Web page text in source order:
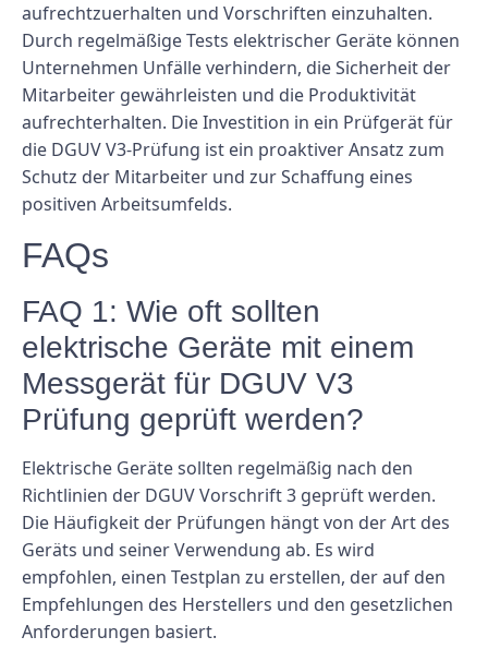
aufrechtzuerhalten und Vorschriften einzuhalten.
Durch regelmäßige Tests elektrischer Geräte können
Unternehmen Unfälle verhindern, die Sicherheit der
Mitarbeiter gewährleisten und die Produktivität
aufrechterhalten. Die Investition in ein Prüfgerät für
die DGUV V3-Prüfung ist ein proaktiver Ansatz zum
Schutz der Mitarbeiter und zur Schaffung eines
positiven Arbeitsumfelds.
FAQs
FAQ 1: Wie oft sollten
elektrische Geräte mit einem
Messgerät für DGUV V3
Prüfung geprüft werden?
Elektrische Geräte sollten regelmäßig nach den
Richtlinien der DGUV Vorschrift 3 geprüft werden.
Die Häufigkeit der Prüfungen hängt von der Art des
Geräts und seiner Verwendung ab. Es wird
empfohlen, einen Testplan zu erstellen, der auf den
Empfehlungen des Herstellers und den gesetzlichen
Anforderungen basiert.